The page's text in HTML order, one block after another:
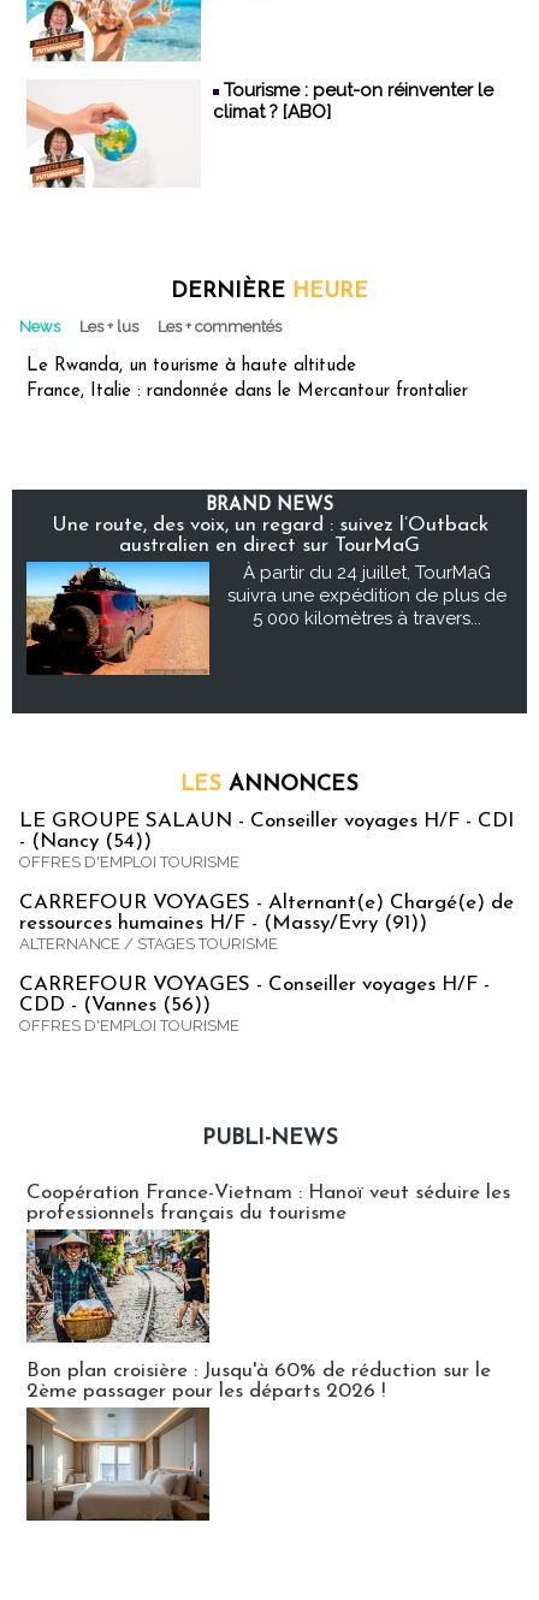
Tourisme : peut-on réinventer le
climat ? [ABO]
DERNIÈRE HEURE
News Les + lus Les + commentés
Le Rwanda, un tourisme à haute altitude
France, Italie : randonnée dans le Mercantour frontalier
BRAND NEWS
Une route, des voix, un regard : suivez l’Outback
australien en direct sur TourMaG
À partir du 24 juillet, TourMaG
suivra une expédition de plus de
5 000 kilomètres à travers...
LES ANNONCES
LE GROUPE SALAUN - Conseiller voyages H/F - CDI
- (Nancy (54))
OFFRES D'EMPLOI TOURISME
CARREFOUR VOYAGES - Alternant(e) Chargé(e) de
ressources humaines H/F - (Massy/Evry (91))
ALTERNANCE / STAGES TOURISME
CARREFOUR VOYAGES - Conseiller voyages H/F -
CDD - (Vannes (56))
OFFRES D'EMPLOI TOURISME
PUBLI-NEWS
Coopération France-Vietnam : Hanoï veut séduire les
professionnels français du tourisme
Bon plan croisière : Jusqu'à 60% de réduction sur le
2ème passager pour les départs 2026 !